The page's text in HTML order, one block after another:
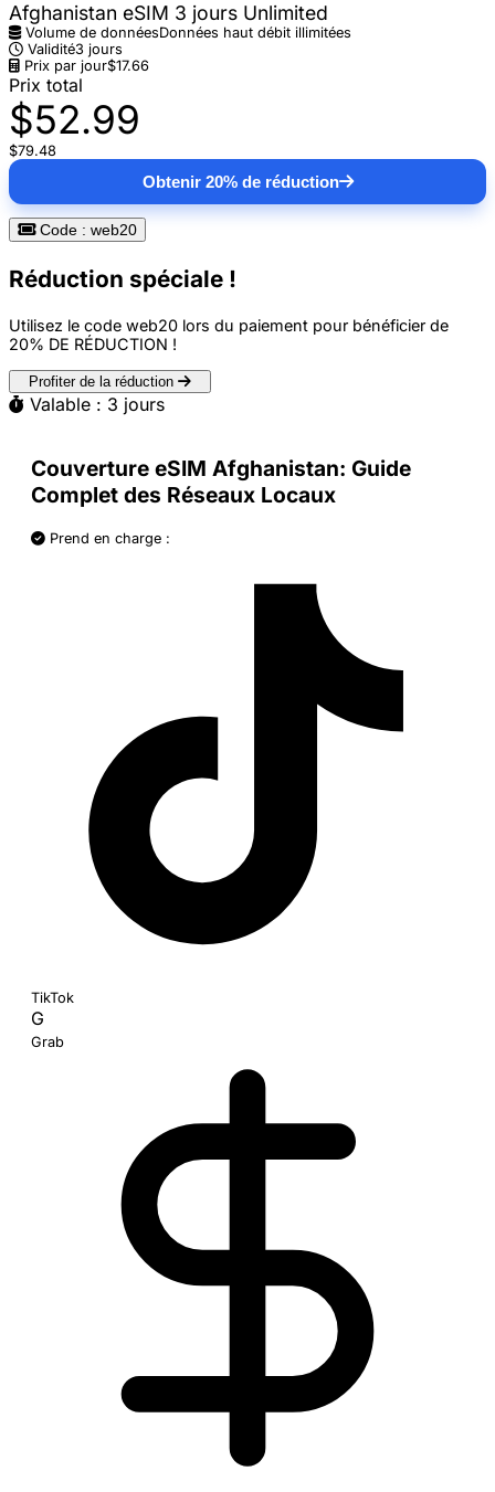
Afghanistan eSIM 3 jours Unlimited
Volume de donnéesDonnées haut débit illimitées
Validité3 jours
Prix par jour$17.66
Prix total
$52.99
$79.48
Obtenir 20% de réduction
Code : web20
Réduction spéciale !
Utilisez le code web20 lors du paiement pour bénéficier de
20% DE RÉDUCTION !
Profiter de la réduction
Valable : 3 jours
Couverture eSIM Afghanistan: Guide
Complet des Réseaux Locaux
Prend en charge :
TikTok
G
Grab